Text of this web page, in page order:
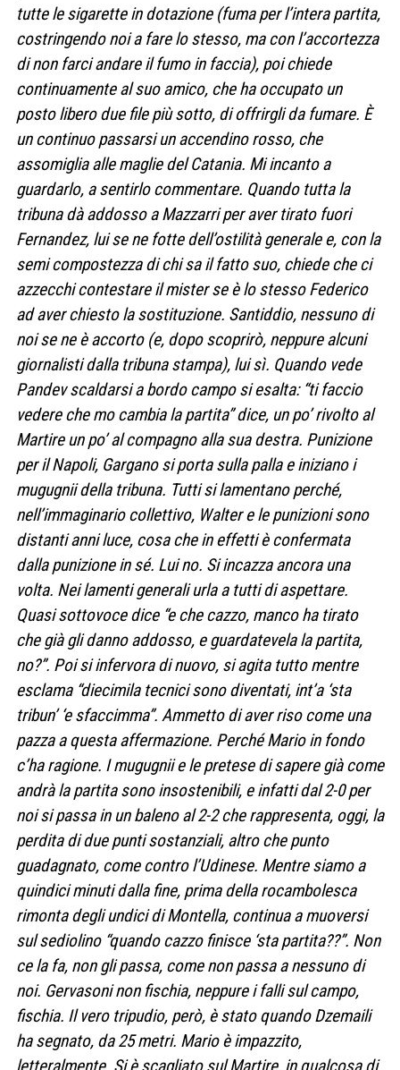
tutte le sigarette in dotazione (fuma per l’intera partita,
costringendo noi a fare lo stesso, ma con l’accortezza
di non farci andare il fumo in faccia), poi chiede
continuamente al suo amico, che ha occupato un
posto libero due file più sotto, di offrirgli da fumare. È
un continuo passarsi un accendino rosso, che
assomiglia alle maglie del Catania. Mi incanto a
guardarlo, a sentirlo commentare. Quando tutta la
tribuna dà addosso a Mazzarri per aver tirato fuori
Fernandez, lui se ne fotte dell’ostilità generale e, con la
semi compostezza di chi sa il fatto suo, chiede che ci
azzecchi contestare il mister se è lo stesso Federico
ad aver chiesto la sostituzione. Santiddio, nessuno di
noi se ne è accorto (e, dopo scoprirò, neppure alcuni
giornalisti dalla tribuna stampa), lui sì. Quando vede
Pandev scaldarsi a bordo campo si esalta: “ti faccio
vedere che mo cambia la partita” dice, un po’ rivolto al
Martire un po’ al compagno alla sua destra. Punizione
per il Napoli, Gargano si porta sulla palla e iniziano i
mugugnii della tribuna. Tutti si lamentano perché,
nell’immaginario collettivo, Walter e le punizioni sono
distanti anni luce, cosa che in effetti è confermata
dalla punizione in sé. Lui no. Si incazza ancora una
volta. Nei lamenti generali urla a tutti di aspettare.
Quasi sottovoce dice “e che cazzo, manco ha tirato
che già gli danno addosso, e guardatevela la partita,
no?”. Poi si infervora di nuovo, si agita tutto mentre
esclama “diecimila tecnici sono diventati, int’a ‘sta
tribun’ ‘e sfaccimma”. Ammetto di aver riso come una
pazza a questa affermazione. Perché Mario in fondo
c’ha ragione. I mugugnii e le pretese di sapere già come
andrà la partita sono insostenibili, e infatti dal 2-0 per
noi si passa in un baleno al 2-2 che rappresenta, oggi, la
perdita di due punti sostanziali, altro che punto
guadagnato, come contro l’Udinese. Mentre siamo a
quindici minuti dalla fine, prima della rocambolesca
rimonta degli undici di Montella, continua a muoversi
sul sediolino “quando cazzo finisce ‘sta partita??”. Non
ce la fa, non gli passa, come non passa a nessuno di
noi. Gervasoni non fischia, neppure i falli sul campo,
fischia. Il vero tripudio, però, è stato quando Dzemaili
ha segnato, da 25 metri. Mario è impazzito,